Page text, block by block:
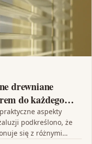
drewniane
do każdego
aspekty
podkreślono, że
się z różnymi